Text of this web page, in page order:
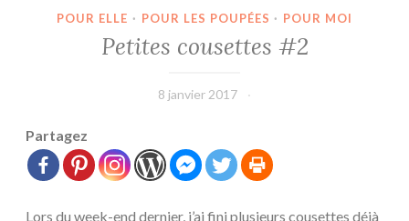
POUR ELLE · POUR LES POUPÉES · POUR MOI
Petites cousettes #2
8 janvier 2017
Partagez
Lors du week-end dernier, j’ai fini plusieurs cousettes déjà